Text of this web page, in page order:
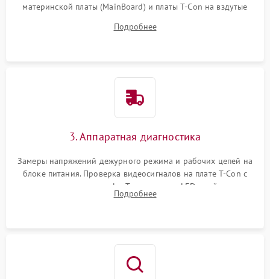
материнской платы (MainBoard) и платы T-Con на вздутые
Проверка надежности фиксации и целостности шлейфов.
Подробнее
3. Аппаратная диагностика
Замеры напряжений дежурного режима и рабочих цепей на
блоке питания. Проверка видеосигналов на плате T-Con с
помощью осциллографа. Тестирование LED-драйвера и
светодиодных планок подсветки мультиметром.
Подробнее